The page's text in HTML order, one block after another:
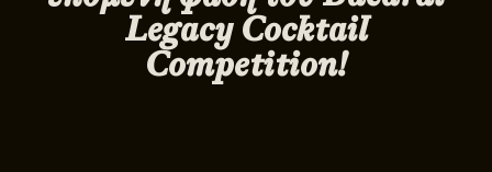
Legacy Cocktail
Competition!